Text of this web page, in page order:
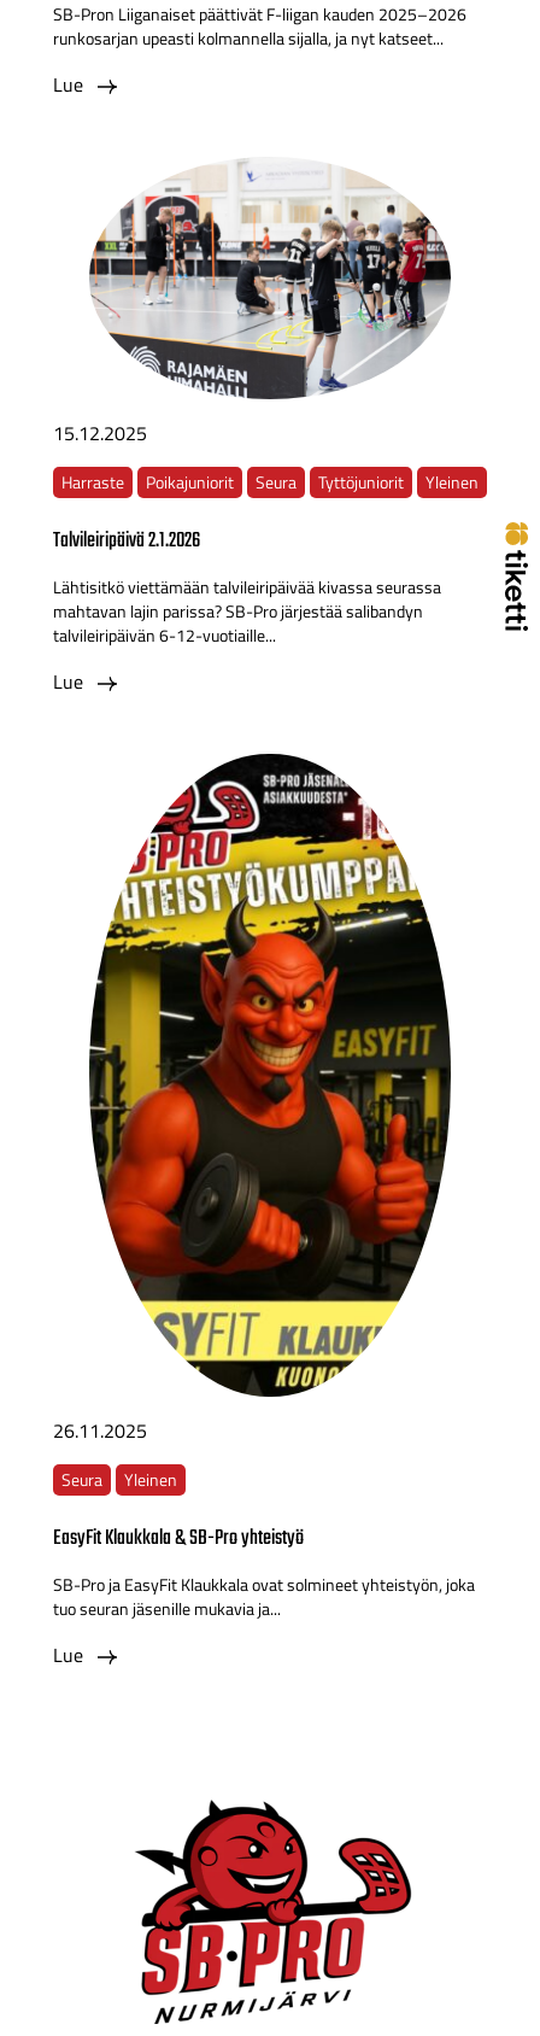
SB-Pron Liiganaiset päättivät F-liigan kauden 2025–2026
runkosarjan upeasti kolmannella sijalla, ja nyt katseet...
Lue
15.12.2025
Harraste Poikajuniorit Seura Tyttöjuniorit Yleinen
Talvileiripäivä 2.1.2026
Lähtisitkö viettämään talvileiripäivää kivassa seurassa
mahtavan lajin parissa? SB-Pro järjestää salibandyn
talvileiripäivän 6-12-vuotiaille...
Lue
26.11.2025
Seura Yleinen
EasyFit Klaukkala & SB-Pro yhteistyö
SB-Pro ja EasyFit Klaukkala ovat solmineet yhteistyön, joka
tuo seuran jäsenille mukavia ja...
Lue